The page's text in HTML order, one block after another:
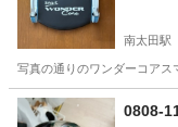
南太田駅
写真の通りのワンダーコア
神奈川 横浜市 0808-